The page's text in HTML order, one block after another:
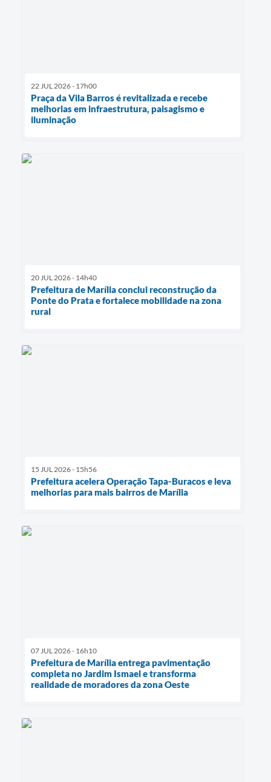
22 JUL 2026 - 17h00
Praça da Vila Barros é revitalizada e recebe
melhorias em infraestrutura, paisagismo e
iluminação
20 JUL 2026 - 14h40
Prefeitura de Marília conclui reconstrução da
Ponte do Prata e fortalece mobilidade na zona
rural
15 JUL 2026 - 15h56
Prefeitura acelera Operação Tapa-Buracos e leva
melhorias para mais bairros de Marília
07 JUL 2026 - 16h10
Prefeitura de Marília entrega pavimentação
completa no Jardim Ismael e transforma
realidade de moradores da zona Oeste